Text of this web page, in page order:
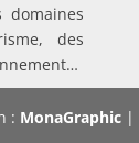
domaines
des
: MonaGraphic |